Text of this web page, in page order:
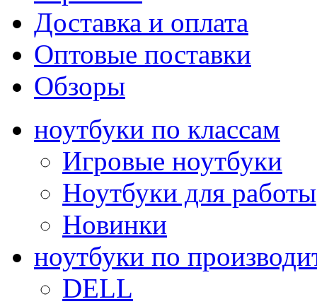
Доставка и оплата
Оптовые поставки
Обзоры
ноутбуки по классам
Игровые ноутбуки
Ноутбуки для работы
Новинки
ноутбуки по
DELL